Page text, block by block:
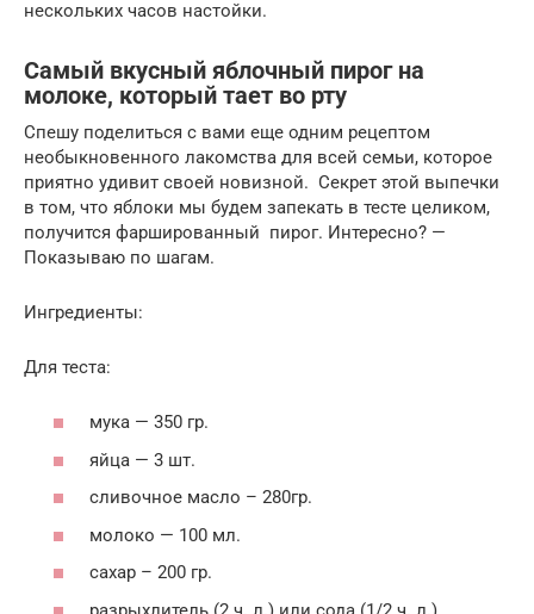
нескольких часов настойки.
Самый вкусный яблочный пирог на
молоке, который тает во рту
Спешу поделиться с вами еще одним рецептом
необыкновенного лакомства для всей семьи, которое
приятно удивит своей новизной. Секрет этой выпечки
в том, что яблоки мы будем запекать в тесте целиком,
получится фаршированный пирог. Интересно? —
Показываю по шагам.
Ингредиенты:
Для теста:
мука — 350 гр.
яйца — 3 шт.
сливочное масло – 280гр.
молоко — 100 мл.
сахар – 200 гр.